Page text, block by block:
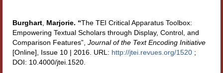
Burghart Marjorie. “The TEI Critical Apparatus Toolbox:
Empowering Textual Scholars through Display, Control, and
Comparison Features”, Journal of the Text Encoding Initiative
[Online], Issue 10 | 2016. URL: http://jtei.revues.org/1520 ;
DOI: 10.4000/jtei.1520.